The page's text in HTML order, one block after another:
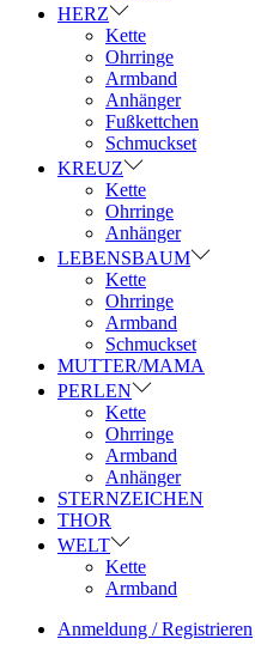
HERZ
Kette
Ohrringe
Armband
Anhänger
Fußkettchen
Schmuckset
KREUZ
Kette
Ohrringe
Anhänger
LEBENSBAUM
Kette
Ohrringe
Armband
Schmuckset
MUTTER/MAMA
PERLEN
Kette
Ohrringe
Armband
Anhänger
STERNZEICHEN
THOR
WELT
Kette
Armband
Anmeldung / Registrieren